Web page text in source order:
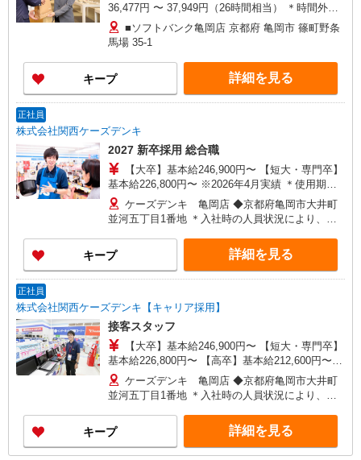
36,477円 〜 37,949円（26時間相当） ＊時間外手
当は時間外労働の有無にかかわらず、固定残業代
として支給し、相当時間を超える時間外労働分は
法定どおり追加で支給します。 試用期間あり 3ヶ
月 ※経験・能力による 【試用期間】月給 227277
円 〜 250000 円
■ソフトバンク亀岡店 京都府 亀岡市 篠町野条
馬場 35‐1
キープ 詳細を見る
正社員
株式会社関西ケーズデンキ
2027 新卒採用 総合職
【大卒】基本給246,900円〜 【短大・専門卒】
基本給226,800円〜 ※2026年4月実績 ＊使用期
間 3ヵ月（待遇に変更なし） ＊各種手当 役職、
通勤、時間外、家族、目標達成、資格 など
ケーズデンキ 亀岡店 ◆京都府亀岡市大井町
並河五丁目1番地 ＊入社時の人員状況により、近
社数年後は、関西2府4県［大阪府・京都府・兵庫
県・奈良県・和歌山県・滋賀県］および福井県で
の転居を伴う転勤があります。（引越し代は会社
による転勤が発生した場合、ご希望の会社契約物
件に入居できます。）
キープ 詳細を見る
正社員
株式会社関西ケーズデンキ【キャリア採用】
接客スタッフ
【大卒】基本給246,900円〜 【短大・専門卒】
基本給226,800円〜 【高卒】基本給212,600円〜
＊使用期間 3ヵ月（待遇に変更なし） ・各種手
当 役職、通勤、時間外、家族、目標達成、拡売、
資格 など
ケーズデンキ 亀岡店 ◆京都府亀岡市大井町
並河五丁目1番地 ＊入社時の人員状況により、近
社数年後は、関西2府4県［大阪府・京都府・兵庫
県・奈良県・和歌山県・滋賀県］および福井県で
の転居を伴う転勤があります。（引越し代は会社
キープ 詳細を見る